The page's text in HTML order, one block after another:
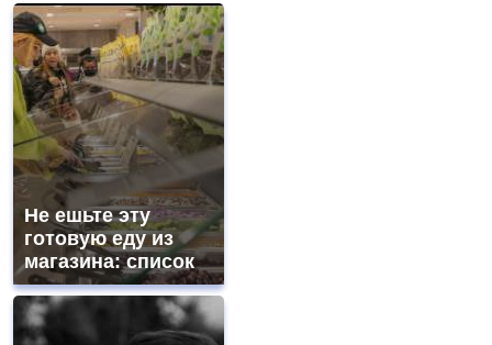
Не ешьте эту
готовую еду из
магазина: список